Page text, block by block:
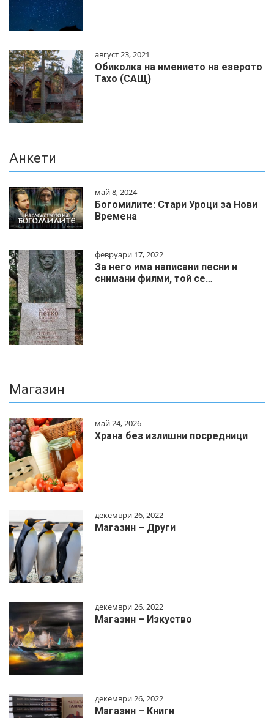
август 23, 2021
Обиколка на имението на езерото
Тахо (САЩ)
Анкети
май 8, 2024
Богомилите: Стари Уроци за Нови
Времена
февруари 17, 2022
За него има написани песни и
снимани филми, той се…
Магазин
май 24, 2026
Храна без излишни посредници
декември 26, 2022
Магазин – Други
декември 26, 2022
Магазин – Изкуство
декември 26, 2022
Магазин – Книги